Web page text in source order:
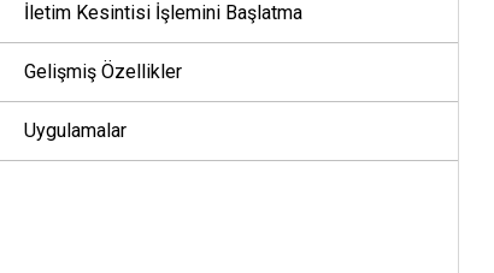
İletim Kesintisi İşlemini Başlatma
Gelişmiş Özellikler
Uygulamalar